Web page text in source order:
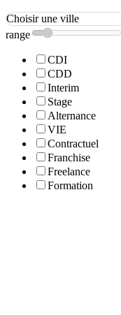
Choisir une ville
range
CDI
CDD
Interim
Stage
Alternance
VIE
Contractuel
Franchise
Freelance
Formation